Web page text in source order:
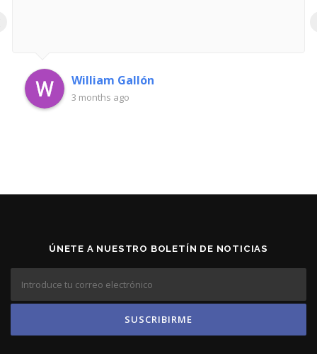
William Gallón
3 months ago
ÚNETE A NUESTRO BOLETÍN DE NOTICIAS